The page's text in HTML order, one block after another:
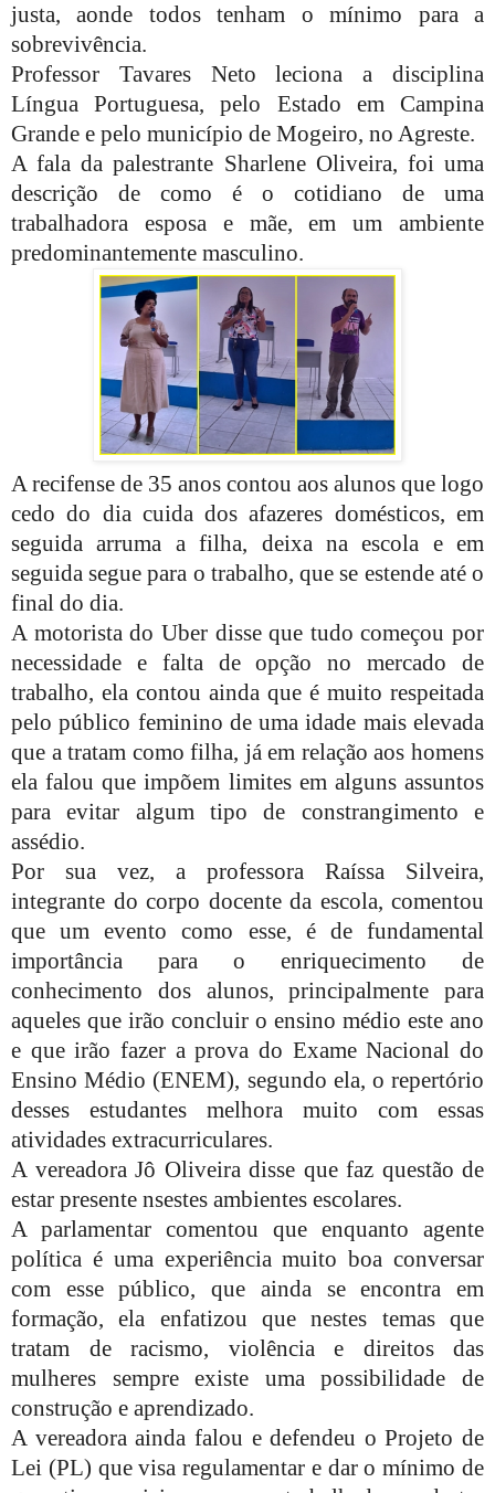
justa, aonde todos tenham o mínimo para a
sobrevivência.
Professor Tavares Neto leciona a disciplina
Língua Portuguesa, pelo Estado em Campina
Grande e pelo município de Mogeiro, no Agreste.
A fala da palestrante Sharlene Oliveira, foi uma
descrição de como é o cotidiano de uma
trabalhadora esposa e mãe, em um ambiente
predominantemente masculino.
A recifense de 35 anos contou aos alunos que logo
cedo do dia cuida dos afazeres domésticos, em
seguida arruma a filha, deixa na escola e em
seguida segue para o trabalho, que se estende até o
final do dia.
A motorista do Uber disse que tudo começou por
necessidade e falta de opção no mercado de
trabalho, ela contou ainda que é muito respeitada
pelo público feminino de uma idade mais elevada
que a tratam como filha, já em relação aos homens
ela falou que impõem limites em alguns assuntos
para evitar algum tipo de constrangimento e
assédio.
Por sua vez, a professora Raíssa Silveira,
integrante do corpo docente da escola, comentou
que um evento como esse, é de fundamental
importância para o enriquecimento de
conhecimento dos alunos, principalmente para
aqueles que irão concluir o ensino médio este ano
e que irão fazer a prova do Exame Nacional do
Ensino Médio (ENEM), segundo ela, o repertório
desses estudantes melhora muito com essas
atividades extracurriculares.
A vereadora Jô Oliveira disse que faz questão de
estar presente nsestes ambientes escolares.
A parlamentar comentou que enquanto agente
política é uma experiência muito boa conversar
com esse público, que ainda se encontra em
formação, ela enfatizou que nestes temas que
tratam de racismo, violência e direitos das
mulheres sempre existe uma possibilidade de
construção e aprendizado.
A vereadora ainda falou e defendeu o Projeto de
Lei (PL) que visa regulamentar e dar o mínimo de